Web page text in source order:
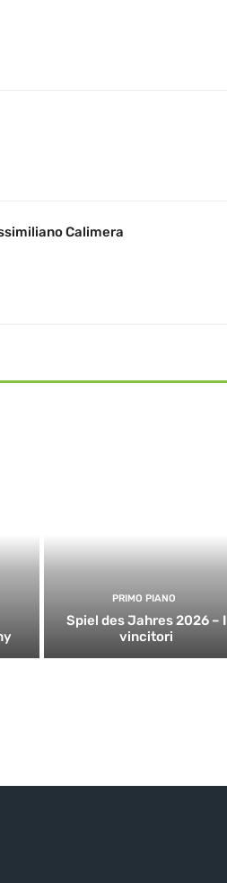
Calimera
PRIMO PIANO
Spiel des Jahres 2026 – I
vincitori